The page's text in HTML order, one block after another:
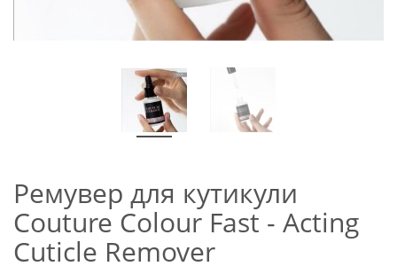
Ремувер для кутикули
Couture Colour Fast - Acting
Cuticle Remover